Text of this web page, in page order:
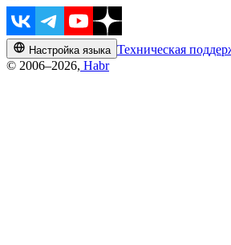
Настройка языка Техническая
© 2006–2026, Habr